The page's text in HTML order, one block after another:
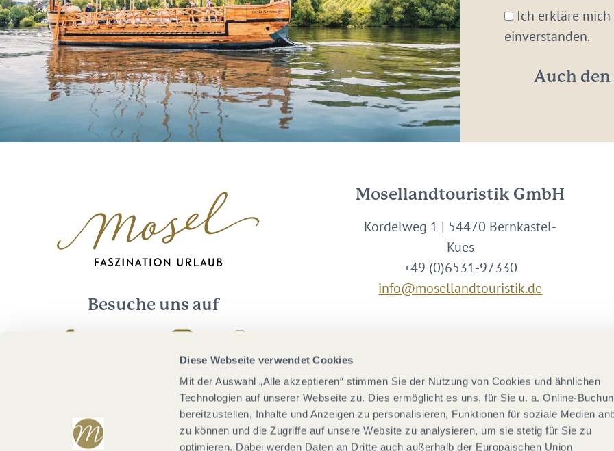
Diese Webseite verwendet Cookies
Mit der Auswahl „Alle akzeptieren“ stimmen Sie der Nutzung von Cookies und ähnlichen
Technologien auf unserer Webseite zu. Dies ermöglicht es uns, für Sie u. a. Online-
bereitzustellen, Inhalte und Anzeigen zu personalisieren, Funktionen für soziale Medien
zu können und die Zugriffe auf unsere Website zu analysieren, um sie stetig für Sie zu
optimieren. Dabei werden Daten an Dritte auch außerhalb der Europäischen Union
Mail-
Adresse:
Ich erkläre
einverstanden.
Auch den
Besuche uns auf
Mosellandtouristik GmbH
Kordelweg 1 | 54470 Bernkastel-
Kues
+49 (0)6531-97330
info@mosellandtouristik.de